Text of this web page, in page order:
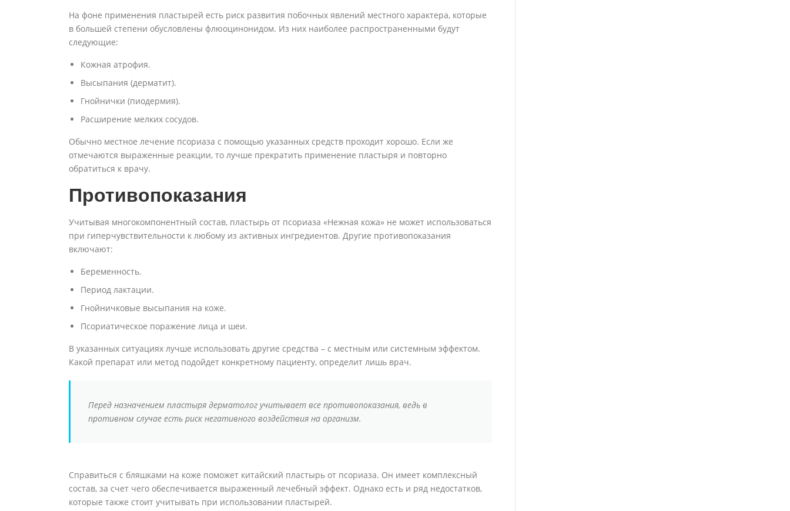
На фоне применения пластырей есть риск развития побочных явлений местного характера, которые
в большей степени обусловлены флюоцинонидом. Из них наиболее распространенными будут
следующие:
Кожная атрофия.
Высыпания (дерматит).
Гнойнички (пиодермия).
Расширение мелких сосудов.
Обычно местное лечение псориаза с помощью указанных средств проходит хорошо. Если же
отмечаются выраженные реакции, то лучше прекратить применение пластыря и повторно
обратиться к врачу.
Противопоказания
Учитывая многокомпонентный состав, пластырь от псориаза «Нежная кожа» не может использоваться
при гиперчувствительности к любому из активных ингредиентов. Другие противопоказания
включают:
Беременность.
Период лактации.
Гнойничковые высыпания на коже.
Псориатическое поражение лица и шеи.
В указанных ситуациях лучше использовать другие средства – с местным или системным эффектом.
Какой препарат или метод подойдет конкретному пациенту, определит лишь врач.
Перед назначением пластыря дерматолог учитывает все противопоказания, ведь в
противном случае есть риск негативного воздействия на организм.
Справиться с бляшками на коже поможет китайский пластырь от псориаза. Он имеет комплексный
состав, за счет чего обеспечивается выраженный лечебный эффект. Однако есть и ряд недостатков,
которые также стоит учитывать при использовании пластырей.